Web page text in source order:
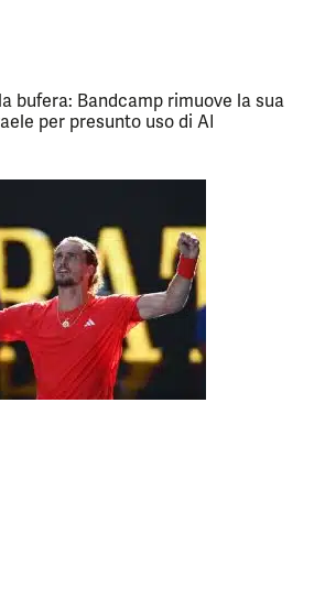
bufera: Bandcamp rimuove la sua
per presunto uso di AI